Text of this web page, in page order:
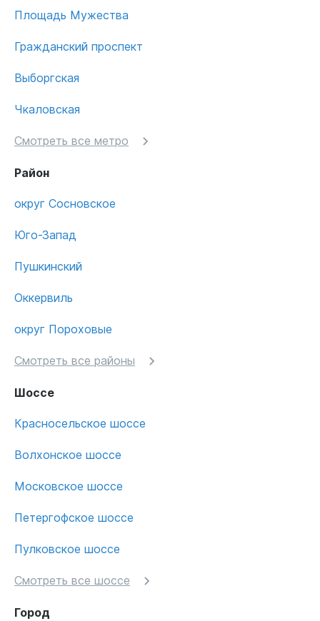
Площадь Мужества
Гражданский проспект
Выборгская
Чкаловская
Смотреть все метро
Район
округ Сосновское
Юго-Запад
Пушкинский
Оккервиль
округ Пороховые
Смотреть все районы
Шоссе
Красносельское шоссе
Волхонское шоссе
Московское шоссе
Петергофское шоссе
Пулковское шоссе
Смотреть все шоссе
Город